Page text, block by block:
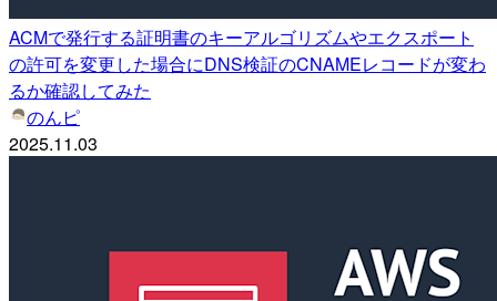
ACMで発行する証明書のキーアルゴリズムやエクスポート
の許可を変更した場合にDNS検証のCNAMEレコードが変わ
るか確認してみた
のんピ
2025.11.03